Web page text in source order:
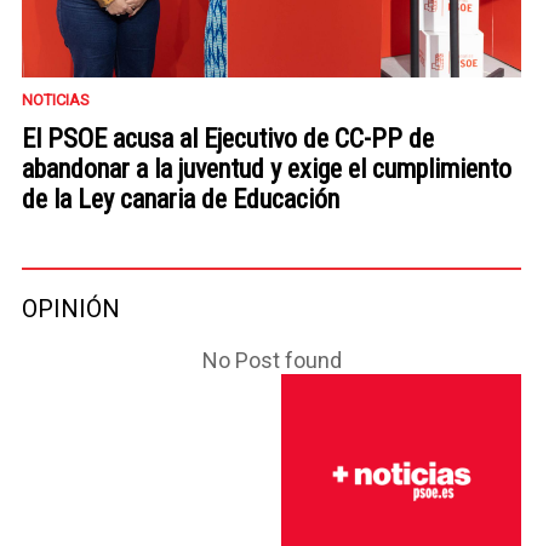
NOTICIAS
El PSOE acusa al Ejecutivo de CC-PP de
abandonar a la juventud y exige el cumplimiento
de la Ley canaria de Educación
OPINIÓN
No Post found